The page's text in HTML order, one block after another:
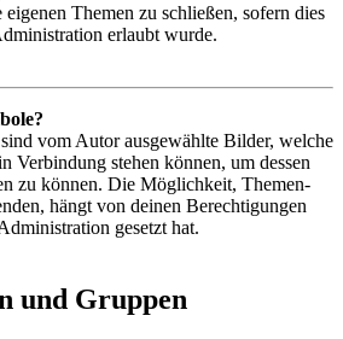
Themen zu schließen, sofern dies
erlaubt wurde.
vom Autor ausgewählte Bilder, welche
Verbindung stehen können, um dessen
zu können. Die Möglichkeit, Themen-
hängt von deinen Berechtigungen
gesetzt hat.
und Gruppen